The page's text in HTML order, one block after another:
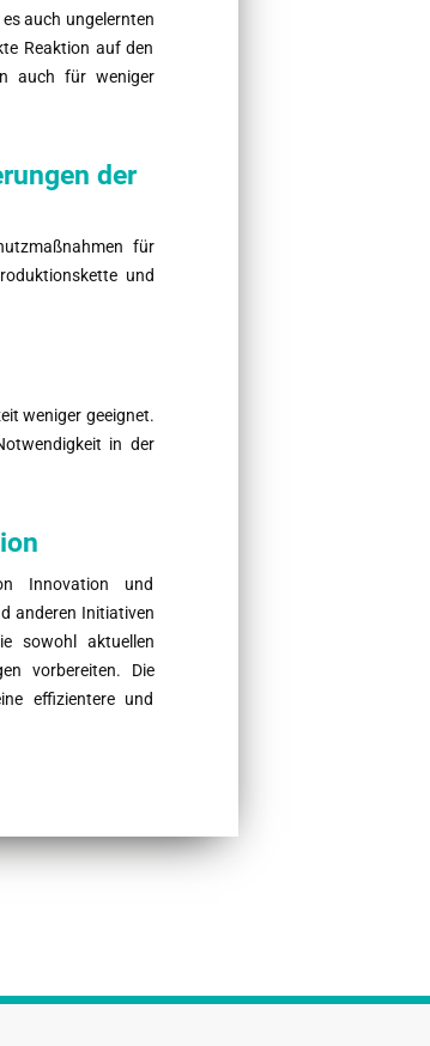
auch ungelernten
Reaktion auf den
auch für weniger
der
für
und
weniger geeignet.
in der
Innovation und
anderen Initiativen
sowohl aktuellen
vorbereiten. Die
effizientere und